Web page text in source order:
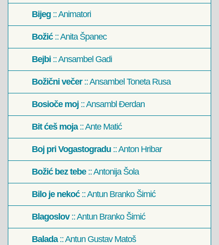
Bijeg :: Animatori
Božić:: Anita Španec
Bejbi :: Ansambel Gadi
Božični večer:: Ansambel Toneta Rusa
Bosioče moj :: Ansambl Đerdan
Bit ćeš moja:: Ante Matić
Boj pri Vogastogradu :: Anton Hribar
Božić bez tebe:: Antonija Šola
Bilo je nekoć:: Antun Branko Šimić
Blagoslov:: Antun Branko Šimić
Balada:: Antun Gustav Matoš